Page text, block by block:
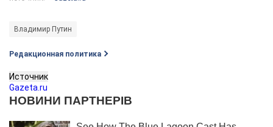
Владимир Путин
Редакционная политика
Источник
Gazeta.ru